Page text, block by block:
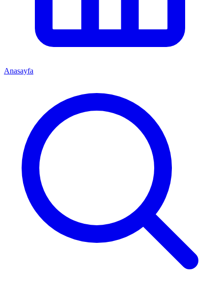
Anasayfa